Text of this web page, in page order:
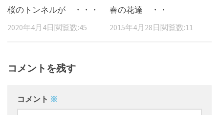
桜のトンネルが ・・・
2020年4月4日 閲覧数:45
春の花達 ・・
2015年4月28日 閲覧数:11
コメントを残す
コメント ※